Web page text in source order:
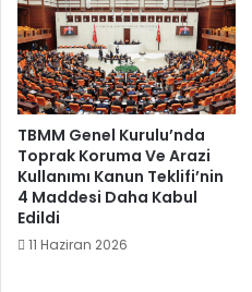
TBMM Genel Kurulu’nda
Toprak Koruma Ve Arazi
Kullanımı Kanun Teklifi’nin
4 Maddesi Daha Kabul
Edildi
11 Haziran 2026